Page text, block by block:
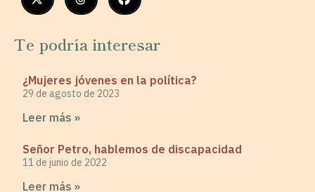
Te podría interesar
¿Mujeres jóvenes en la política?
29 de agosto de 2023
Leer más »
Señor Petro, hablemos de discapacidad
11 de junio de 2022
Leer más »